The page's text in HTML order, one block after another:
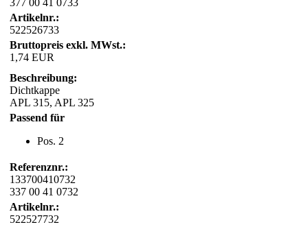
Artikelnr.:
522526733
Bruttopreis exkl. MWst.:
1,74 EUR
Beschreibung:
Dichtkappe
APL 315, APL 325
Passend für
Pos. 2
Referenznr.:
133700410732
337 00 41 0732
Artikelnr.:
522527732